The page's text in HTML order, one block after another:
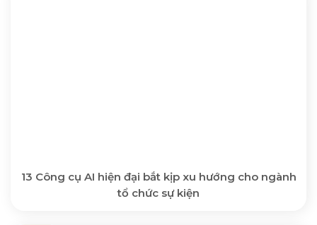
13 Công cụ AI hiện đại bắt kịp xu hướng cho ngành
tổ chức sự kiện